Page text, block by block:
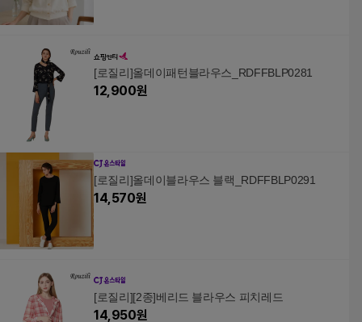
[로질리]올데이패턴블라우스_RDFFBLP0281
12,900원
[로질리]올데이블라우스 블랙_RDFFBLP0291
14,570원
[로질리][2종]베리드 블라우스 피치레드
14,950원